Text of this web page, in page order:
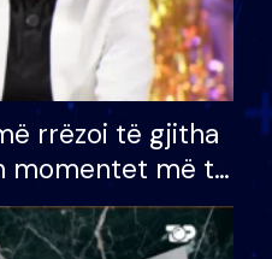
rrëzoi të gjitha
momentet më të
e BB VIP: Do më
kur…